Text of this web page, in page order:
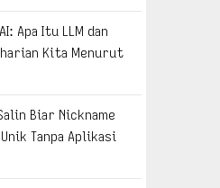
Apa Itu LLM dan
Kita Menurut
Biar Nickname
Tanpa Aplikasi